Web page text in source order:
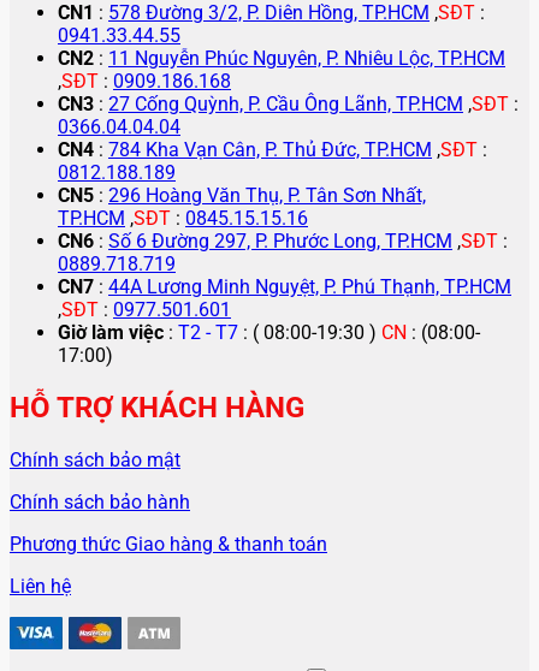
CN1 : 578 Đường 3/2, P. Diên Hồng, TP.HCM ,SĐT :
0941.33.44.55
CN2 : 11 Nguyễn Phúc Nguyên, P. Nhiêu Lộc, TP.HCM
,SĐT : 0909.186.168
CN3 : 27 Cống Quỳnh, P. Cầu Ông Lãnh, TP.HCM ,SĐT :
0366.04.04.04
CN4 : 784 Kha Vạn Cân, P. Thủ Đức, TP.HCM ,SĐT :
0812.188.189
CN5 : 296 Hoàng Văn Thụ, P. Tân Sơn Nhất,
TP.HCM ,SĐT : 0845.15.15.16
CN6 : Số 6 Đường 297, P. Phước Long, TP.HCM ,SĐT :
0889.718.719
CN7 : 44A Lương Minh Nguyệt, P. Phú Thạnh, TP.HCM
,SĐT : 0977.501.601
Giờ làm việc : T2 - T7 : ( 08:00-19:30 ) CN : (08:00-
17:00)
HỖ TRỢ KHÁCH HÀNG
Chính sách bảo mật
Chính sách bảo hành
Phương thức Giao hàng & thanh toán
Liên hệ